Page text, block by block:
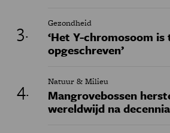
Gezondheid
‘Het Y-chromosoom is
opgeschreven’
Natuur & Milieu
Mangrovebossen
wereldwijd na